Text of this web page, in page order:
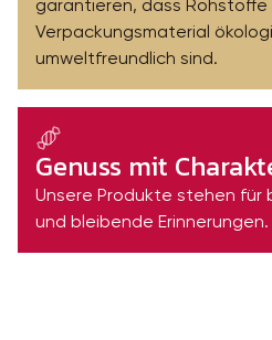
garantieren, dass Rohstoffe
Verpackungsmaterial
umweltfreundlich sind.
Genuss mit
Unsere Produkte stehen für
und bleibende Erinnerungen.